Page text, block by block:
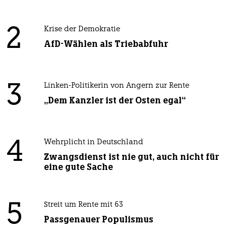
2 Krise der Demokratie
AfD-Wählen als Triebabfuhr
3 Linken-Politikerin von Angern zur Rente
„Dem Kanzler ist der Osten egal“
4 Wehrplicht in Deutschland
Zwangsdienst ist nie gut, auch nicht für
eine gute Sache
5 Streit um Rente mit 63
Passgenauer Populismus